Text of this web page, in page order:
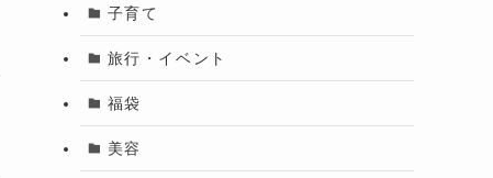
子育て
旅行・イベント
福袋
美容